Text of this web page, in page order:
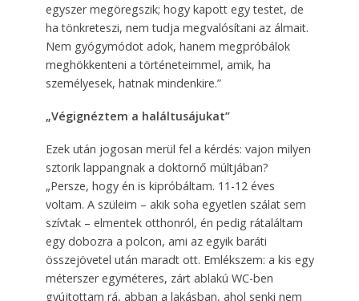
egyszer megöregszik; hogy kapott egy testet, de
ha tönkreteszi, nem tudja megvalósítani az álmait.
Nem gyógymódot adok, hanem megpróbálok
meghökkenteni a történeteimmel, amik, ha
személyesek, hatnak mindenkire.”
„Végignéztem a haláltusájukat”
Ezek után jogosan merül fel a kérdés: vajon milyen
sztorik lappangnak a doktornő múltjában?
„Persze, hogy én is kipróbáltam. 11-12 éves
voltam. A szüleim – akik soha egyetlen szálat sem
szívtak – elmentek otthonról, én pedig rátaláltam
egy dobozra a polcon, ami az egyik baráti
összejövetel után maradt ott. Emlékszem: a kis egy
méterszer egyméteres, zárt ablakú WC-ben
gyújtottam rá, abban a lakásban, ahol senki nem